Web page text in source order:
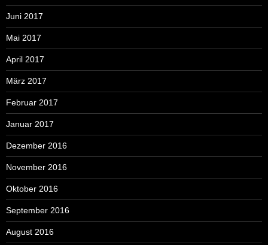
Juni 2017
Mai 2017
April 2017
März 2017
Februar 2017
Januar 2017
Dezember 2016
November 2016
Oktober 2016
September 2016
August 2016